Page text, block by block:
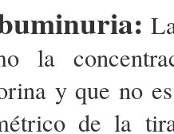
la
y que no
de la